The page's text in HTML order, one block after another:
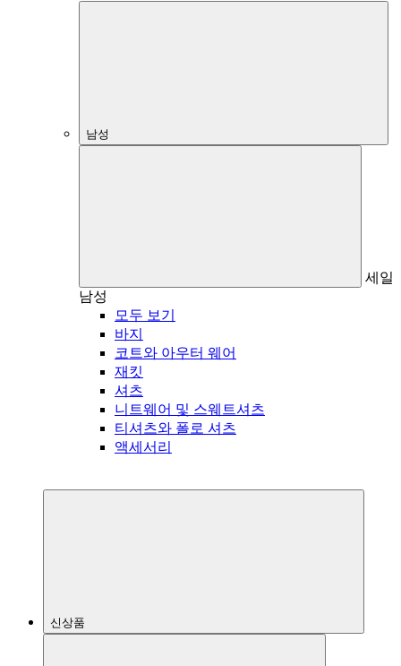
남성
세일
남성
모두 보기
바지
코트와 아우터 웨어
재킷
셔츠
니트웨어 및 스웨트셔츠
티셔츠와 폴로 셔츠
액세서리
신상품